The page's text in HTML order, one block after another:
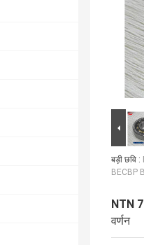
बड़ी छवि :
BECBP
NTN
वर्णन